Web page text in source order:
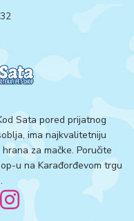
Sata pored prijatnog
ima najkvalitetniju
za mačke. Poručite
u na Karađorđevom trgu